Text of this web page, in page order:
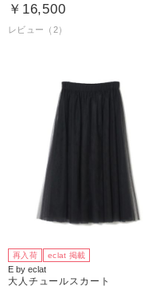
￥16,500
レビュー（2）
再入荷 eclat 掲載
E by eclat
大人チュールスカート